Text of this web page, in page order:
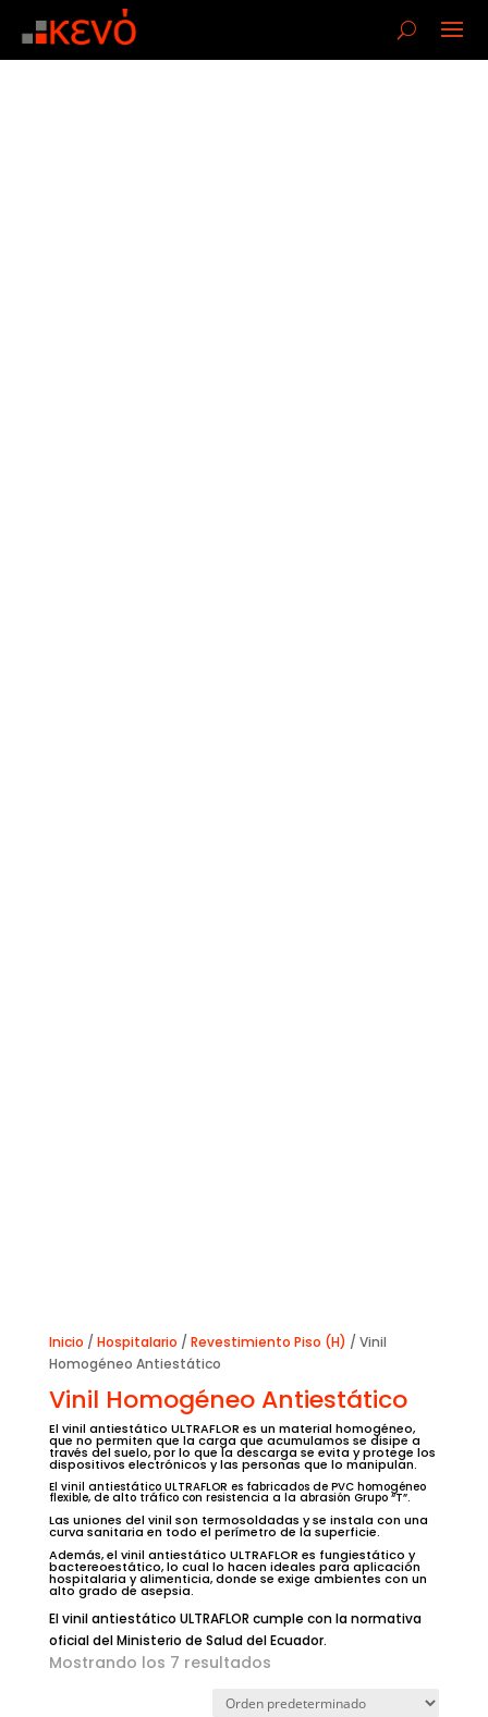
Inicio / Hospitalario / Revestimiento Piso (H) / Vinil
Homogéneo Antiestático
Vinil Homogéneo Antiestático
El vinil antiestático ULTRAFLOR es un material homogéneo,
que no permiten que la carga que acumulamos se disipe a
través del suelo, por lo que la descarga se evita y protege los
dispositivos electrónicos y las personas que lo manipulan.
El vinil antiestático ULTRAFLOR es fabricados de PVC homogéneo
flexible, de alto tráfico con resistencia a la abrasión Grupo “T”.
Las uniones del vinil son termosoldadas y se instala con una
curva sanitaria en todo el perímetro de la superficie.
Además, el vinil antiestático ULTRAFLOR es fungiestático y
bactereoestático, lo cual lo hacen ideales para aplicación
hospitalaria y alimenticia, donde se exige ambientes con un
alto grado de asepsia.
El vinil antiestático ULTRAFLOR cumple con la normativa
oficial del Ministerio de Salud del Ecuador.
Mostrando los 7 resultados